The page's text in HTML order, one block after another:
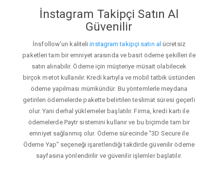
İnstagram Takipçi Satın Al
Güvenilir
İnsfollow'un kaliteliinstagram takipçi satın al ücretsiz
paketleri tam bir emniyet arasında ve basit ödeme şekilleri ile
satın alınabilir. Ödeme için müşteriye müsait olabilecek
birçok metot kullanılır. Kredi kartıyla ve mobil tatbik üstünden
ödeme yapılması mümkündür. Bu yöntemlerle meydana
getirilen ödemelerde pakette belirtilen teslimat süresi geçerli
olur. Yani derhal yüklemeler başlatılır. Firma, kredi kartı ile
ödemelerde Paytr sistemini kullanır ve bu biçimde tam bir
emniyet sağlanmış olur. Ödeme sürecinde "3D Secure ile
Ödeme Yap" seçeneği işaretlendiği takdirde güvenilir ödeme
sayfasına yönlendirilir ve güvenilir işlemler başlatılır.